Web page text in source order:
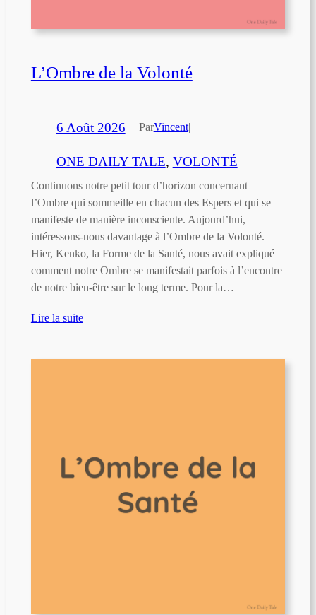
L’Ombre de la Volonté
6 Août 2026—ParVincent|
ONE DAILY TALE, VOLONTÉ
Continuons notre petit tour d’horizon concernant
l’Ombre qui sommeille en chacun des Espers et qui se
manifeste de manière inconsciente. Aujourd’hui,
intéressons-nous davantage à l’Ombre de la Volonté.
Hier, Kenko, la Forme de la Santé, nous avait expliqué
comment notre Ombre se manifestait parfois à l’encontre
de notre bien-être sur le long terme. Pour la…
Lire la suite